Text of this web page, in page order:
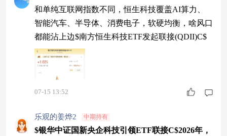
和单纯互联网指数不同，恒生科技覆盖AI算力、
智能汽车、半导体、消费电子，软硬均衡，啥风口
都能沾上边$南方恒生科技ETF发起联接(QDII)C$
07-15 13:52
乐观的姜烨2 中期持有
$银华中证国新央企科技引领ETF联接C$2026年，